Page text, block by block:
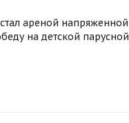
ареной напряженной
на детской парусной